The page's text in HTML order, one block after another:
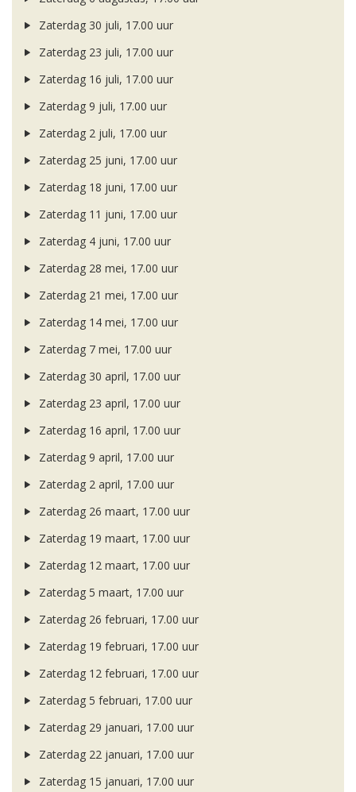
Zaterdag 30 juli, 17.00 uur
Zaterdag 23 juli, 17.00 uur
Zaterdag 16 juli, 17.00 uur
Zaterdag 9 juli, 17.00 uur
Zaterdag 2 juli, 17.00 uur
Zaterdag 25 juni, 17.00 uur
Zaterdag 18 juni, 17.00 uur
Zaterdag 11 juni, 17.00 uur
Zaterdag 4 juni, 17.00 uur
Zaterdag 28 mei, 17.00 uur
Zaterdag 21 mei, 17.00 uur
Zaterdag 14 mei, 17.00 uur
Zaterdag 7 mei, 17.00 uur
Zaterdag 30 april, 17.00 uur
Zaterdag 23 april, 17.00 uur
Zaterdag 16 april, 17.00 uur
Zaterdag 9 april, 17.00 uur
Zaterdag 2 april, 17.00 uur
Zaterdag 26 maart, 17.00 uur
Zaterdag 19 maart, 17.00 uur
Zaterdag 12 maart, 17.00 uur
Zaterdag 5 maart, 17.00 uur
Zaterdag 26 februari, 17.00 uur
Zaterdag 19 februari, 17.00 uur
Zaterdag 12 februari, 17.00 uur
Zaterdag 5 februari, 17.00 uur
Zaterdag 29 januari, 17.00 uur
Zaterdag 22 januari, 17.00 uur
Zaterdag 15 januari, 17.00 uur